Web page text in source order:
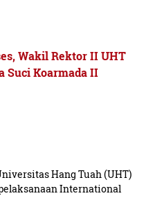
Wakil Rektor II UHT
Suci Koarmada II
Hang Tuah (UHT)
International